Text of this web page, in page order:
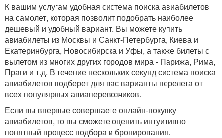
К вашим услугам удобная система поиска авиабилетов
на самолет, которая позволит подобрать наиболее
дешевый и удобный вариант. Вы можете купить
авиабилеты из Москвы и Санкт-Петербурга, Киева и
Екатеринбурга, Новосибирска и Уфы, а также билеты с
вылетом из многих других городов мира - Парижа, Рима,
Праги и т.д. В течение нескольких секунд система поиска
авиабилетов подберет для вас варианты перелета от
всех популярных авиаперевозчиков.
Если вы впервые совершаете онлайн-покупку
авиабилетов, то вы сможете оценить интуитивно
понятный процесс подбора и бронирования.